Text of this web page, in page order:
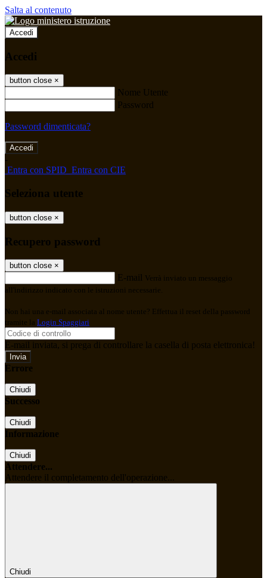
Salta al contenuto
Accedi
Accedi
button close ×
Nome Utente
Password
Password dimenticata?
-
Entra con SPID Entra con CIE
Seleziona utente
button close ×
Recupero password
button close ×
E-mail Verrà inviato un messaggio
all'indirizzo indicato con le istruzioni necessarie.
Non hai una e-mail associata al nome utente? Effettua il reset della password
tramite la Login Spaggiari
E-mail inviata, si prega di controllare la casella di posta elettronica!
Errore
Chiudi
Successo
Chiudi
Informazione
Chiudi
Attendere...
Attendere il completamento dell'operazione...
Chiudi